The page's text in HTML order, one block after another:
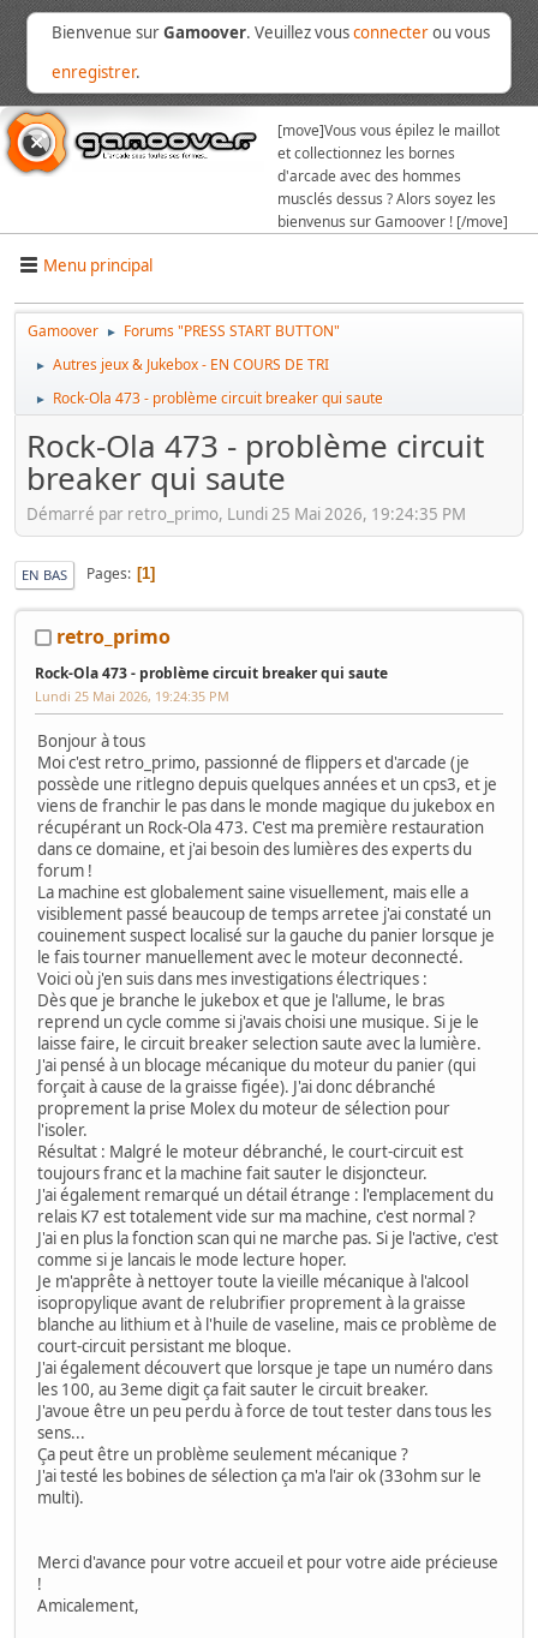
Bienvenue surGamoover. Veuillez vousconnecterou vous
enregistrer.
[move]Vous vous épilez le maillot
et collectionnez les bornes
d'arcade avec des hommes
musclés dessus ? Alors soyez les
bienvenus sur Gamoover ! [/move]
Menu principal
Gamoover ► Forums "PRESS START BUTTON"
► Autres jeux & Jukebox - EN COURS DE TRI
► Rock-Ola 473 - problème circuit breaker qui saute
Rock-Ola 473 - problème circuit
breaker qui saute
Démarré par retro_primo, Lundi 25 Mai 2026, 19:24:35 PM
EN BAS Pages 1
retro_primo
Rock-Ola 473 - problème circuit breaker qui saute
Lundi 25 Mai 2026, 19:24:35 PM
Bonjour à tous
Moi c'est retro_primo, passionné de flippers et d'arcade (je
possède une ritlegno depuis quelques années et un cps3, et je
viens de franchir le pas dans le monde magique du jukebox en
récupérant un Rock-Ola 473. C'est ma première restauration
dans ce domaine, et j'ai besoin des lumières des experts du
forum !
La machine est globalement saine visuellement, mais elle a
visiblement passé beaucoup de temps arretee j'ai constaté un
couinement suspect localisé sur la gauche du panier lorsque je
le fais tourner manuellement avec le moteur deconnecté.
Voici où j'en suis dans mes investigations électriques :
Dès que je branche le jukebox et que je l'allume, le bras
reprend un cycle comme si j'avais choisi une musique. Si je le
laisse faire, le circuit breaker selection saute avec la lumière.
J'ai pensé à un blocage mécanique du moteur du panier (qui
forçait à cause de la graisse figée). J'ai donc débranché
proprement la prise Molex du moteur de sélection pour
l'isoler.
Résultat : Malgré le moteur débranché, le court-circuit est
toujours franc et la machine fait sauter le disjoncteur.
J'ai également remarqué un détail étrange : l'emplacement du
relais K7 est totalement vide sur ma machine, c'est normal ?
J'ai en plus la fonction scan qui ne marche pas. Si je l'active, c'est
comme si je lancais le mode lecture hoper.
Je m'apprête à nettoyer toute la vieille mécanique à l'alcool
isopropylique avant de relubrifier proprement à la graisse
blanche au lithium et à l'huile de vaseline, mais ce problème de
court-circuit persistant me bloque.
J'ai également découvert que lorsque je tape un numéro dans
les 100, au 3eme digit ça fait sauter le circuit breaker.
J'avoue être un peu perdu à force de tout tester dans tous les
sens...
Ça peut être un problème seulement mécanique ?
J'ai testé les bobines de sélection ça m'a l'air ok (33ohm sur le
multi).
Merci d'avance pour votre accueil et pour votre aide précieuse
!
Amicalement,